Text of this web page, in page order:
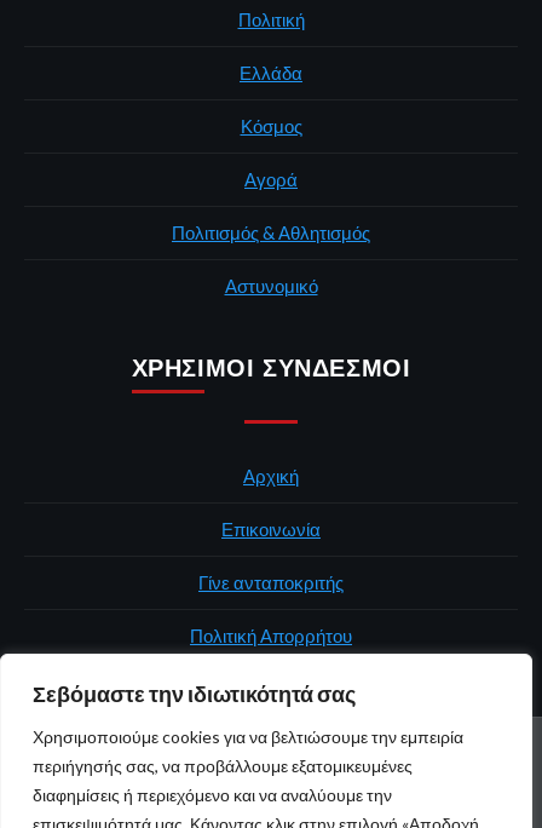
Σεβόμαστε την ιδιωτικότητά σας
Χρησιμοποιούμε cookies για να βελτιώσουμε την εμπειρία
περιήγησής σας, να προβάλλουμε εξατομικευμένες
διαφημίσεις ή περιεχόμενο και να αναλύουμε την
επισκεψιμότητά μας. Κάνοντας κλικ στην επιλογή «Αποδοχή
Πολιτική
Ελλάδα
Κόσμος
Αγορά
Πολιτισμός & Αθλητισμός
Αστυνομικό
ΧΡΉΣΙΜΟΙ ΣΎΝΔΕΣΜΟΙ
Αρχική
Επικοινωνία
Γίνε ανταποκριτής
Πολιτική Απορρήτου
ΑΡΧΙΚΉ ΠΟΛΙΤΙΚΉ ΕΛΛΆΔΑ ΚΌΣΜΟΣ
ΕΠΙΚΟΙΝΩΝΊΑ